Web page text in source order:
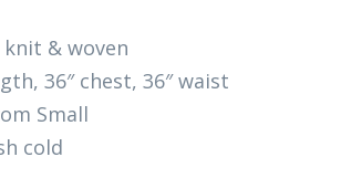
& woven
36″ chest, 36″ waist
Small
cold